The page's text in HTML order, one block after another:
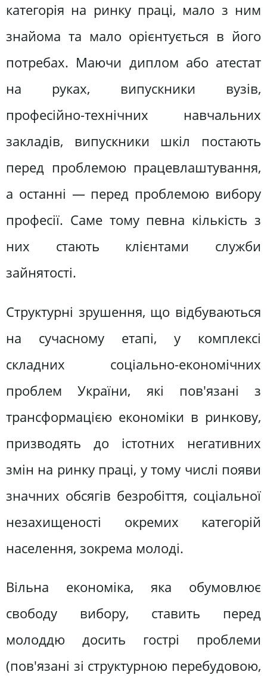
категорія на ринку праці, мало з ним
знайома та мало орієнтується в його
потребах. Маючи диплом або атестат
на руках, випускники вузів,
професійно-технічних навчальних
закладів, випускники шкіл постають
перед проблемою працевлаштування,
а останні — перед проблемою вибору
професії. Саме тому певна кількість з
них стають клієнтами служби
зайнятості.
Структурні зрушення, що відбуваються
на сучасному етапі, у комплексі
складних соціально-економічних
проблем України, які пов'язані з
трансформацією економіки в ринкову,
призводять до істотних негативних
змін на ринку праці, у тому числі появи
значних обсягів безробіття, соціальної
незахищеності окремих категорій
населення, зокрема молоді.
Вільна економіка, яка обумовлює
свободу вибору, ставить перед
молоддю досить гострі проблеми
(пов'язані зі структурною перебудовою,